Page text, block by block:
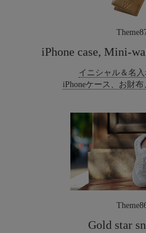
iPhone case, Mini-
イニシャル＆名
iPhoneケース、お財
Gold star